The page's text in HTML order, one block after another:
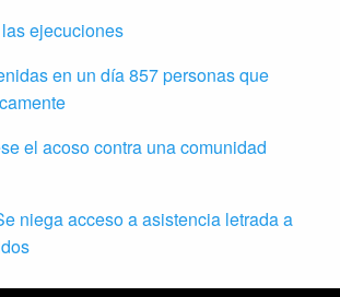
ejecuciones
en un día 857 personas que
el acoso contra una comunidad
niega acceso a asistencia letrada a